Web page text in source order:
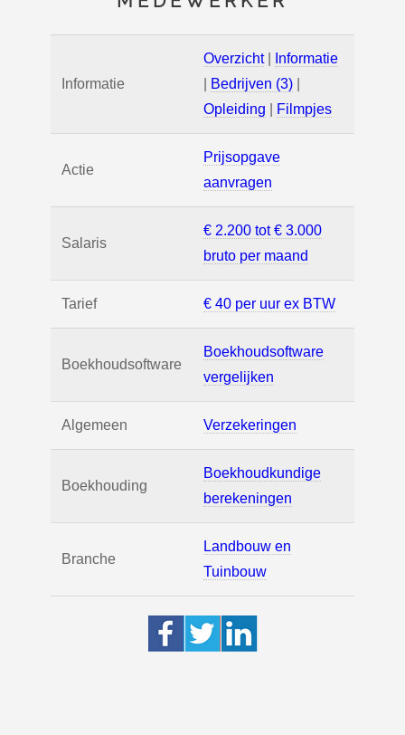
Informatie
Overzicht|
Informatie
Bedrijven (3)
Opleiding
Filmpjes
Actie
Prijsopgave
aanvragen
Salaris
€ 2.200 tot € 3.000
bruto per maand
Tarief € 40 per uur ex BTW
Boekhoudsoftware
Boekhoudsoftware
vergelijken
Algemeen Verzekeringen
Boekhouding
Boekhoudkundige
berekeningen
Branche
Landbouw en
Tuinbouw